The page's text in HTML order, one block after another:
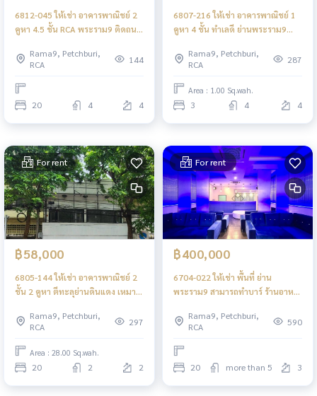
6812-045 ให้เช่า อาคารพาณิชย์ 2
คูหา 4.5 ชั้น RCA พระราม9 ติดถนน
Rama9, Petchburi,
RCA
144
20 4 4
6807-216 ให้เช่า อาคารพาณิชย์ 1
คูหา 4 ชั้น ทำเลดี ย่านพระราม9
Rama9, Petchburi,
RCA
287
Area : 1.00 Sq.wah.
3 4 4
For rent
฿58,000
6805-144 ให้เช่า อาคารพาณิชย์ 2
ชั้น 2 คูหา ตีทะลุย่านดินแดง เหมาะ
Rama9, Petchburi,
RCA
297
Area : 28.00 Sq.wah.
20 2 2
For rent
฿400,000
6704-022 ให้เช่า พื้นที่ ย่าน
พระราม9 สามารถทำบาร์ ร้านอาหาร
ไอพี *มีใบอนุญาติถูกต้อง
Rama9, Petchburi,
RCA
590
20 more than 5 3